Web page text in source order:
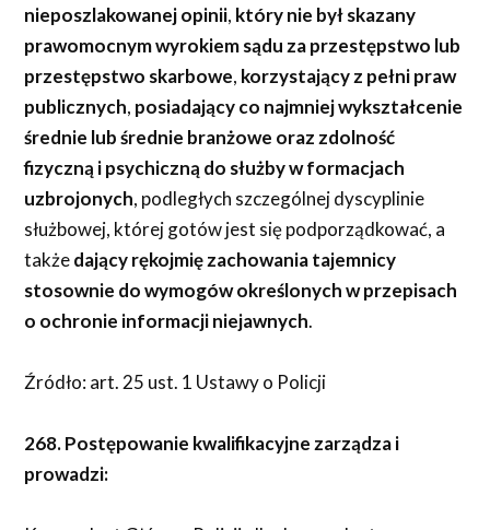
nieposzlakowanej opinii, który nie był skazany
prawomocnym wyrokiem sądu za przestępstwo lub
przestępstwo skarbowe, korzystający z pełni praw
publicznych, posiadający co najmniej wykształcenie
średnie lub średnie branżowe oraz zdolność
fizyczną i psychiczną do służby w formacjach
uzbrojonych, podległych szczególnej dyscyplinie
służbowej, której gotów jest się podporządkować, a
takżedający rękojmię zachowania tajemnicy
stosownie do wymogów określonych w przepisach
o ochronie informacji niejawnych.
Źródło: art. 25 ust. 1 Ustawy o Policji
268. Postępowanie kwalifikacyjne zarządza i
prowadzi: